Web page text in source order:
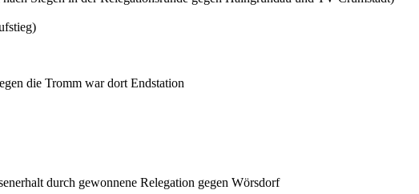
die Tromm war dort Endstation
durch gewonnene Relegation gegen Wörsdorf